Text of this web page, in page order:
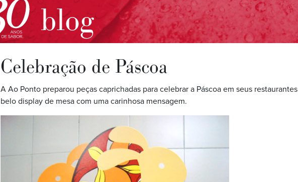
blog
Celebração de Páscoa
A Ao Ponto preparou peças caprichadas para celebrar a Páscoa em seus
belo display de mesa com uma carinhosa mensagem.